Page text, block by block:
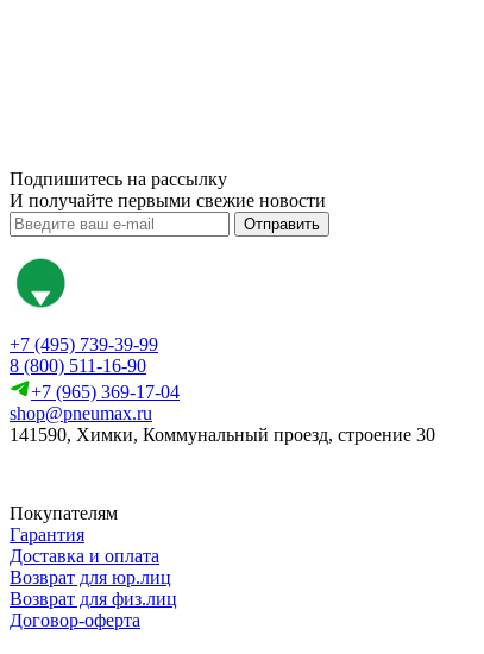
Подпишитесь на рассылку
И получайте первыми свежие новости
Отправить
+7 (495) 739-39-99
8 (800) 511-16-90
+7 (965) 369-17-04
shop@pneumax.ru
141590, Химки, Коммунальный проезд, строение 30
Покупателям
Гарантия
Доставка и оплата
Возврат для юр.лиц
Возврат для физ.лиц
Договор-оферта